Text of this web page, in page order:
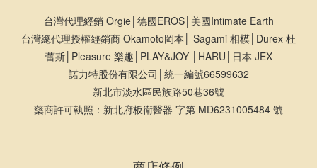
台灣代理經銷 Orgie│德國EROS│美國Intimate Earth
台灣總代理授權經銷商 Okamoto岡本│ Sagami 相模│Durex 杜
蕾斯│Pleasure 樂趣│PLAY&JOY │HARU│日本 JEX
諾力特股份有限公司│統一編號66599632
新北市淡水區民族路50巷36號
藥商許可執照：新北府板衛醫器 字第 MD6231005484 號